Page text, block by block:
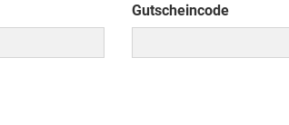
Gutscheincode